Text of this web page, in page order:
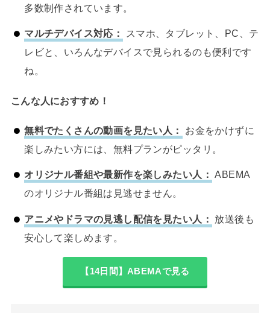
多数制作されています。
マルチデバイス対応：
スマホ、タブレット、PC、テ
レビと、いろんなデバイスで見られるのも便利です
ね。
こんな人におすすめ！
無料でたくさんの動画を見たい人：
お金をかけずに
楽しみたい方には、無料プランがピッタリ。
オリジナル番組や最新作を楽しみたい人： ABEMA
のオリジナル番組は見逃せません。
アニメやドラマの見逃し配信を見たい人：
放送後も
安心して楽しめます。
【14日間】ABEMAで見る